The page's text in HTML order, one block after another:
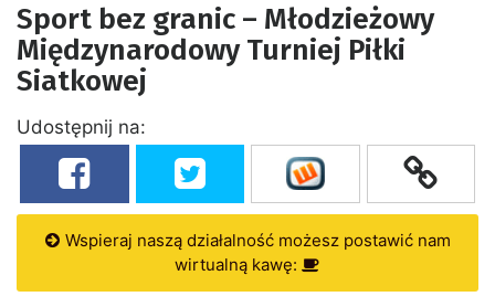
Sport bez granic – Młodzieżowy
Międzynarodowy Turniej Piłki
Siatkowej
Udostępnij na:
Wspieraj naszą działalność możesz postawić nam
wirtualną kawę: